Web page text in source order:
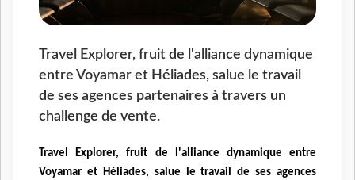
Travel Explorer, fruit de l'alliance dynamique
entre Voyamar et Héliades, salue le travail
de ses agences partenaires à travers un
challenge de vente.
Travel Explorer, fruit de l'alliance dynamique entre
Voyamar et Héliades, salue le travail de ses agences